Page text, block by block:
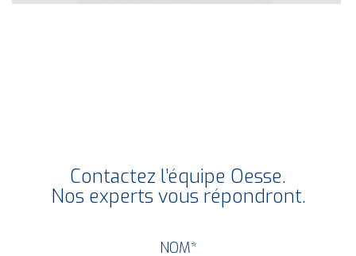
Contactez l’équipe Oesse.
Nos experts vous répondront.
NOM*